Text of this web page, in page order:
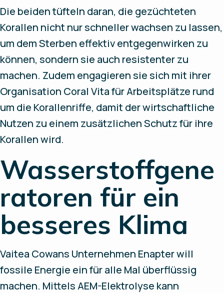
Die beiden tüfteln daran, die gezüchteten
Korallen nicht nur schneller wachsen zu lassen,
um dem Sterben effektiv entgegenwirken zu
können, sondern sie auch resistenter zu
machen. Zudem engagieren sie sich mit ihrer
Organisation Coral Vita für Arbeitsplätze rund
um die Korallenriffe, damit der wirtschaftliche
Nutzen zu einem zusätzlichen Schutz für ihre
Korallen wird.
Wasserstoffgene
ratoren für ein
besseres Klima
Vaitea Cowans Unternehmen Enapter will
fossile Energie ein für alle Mal überflüssig
machen. Mittels AEM-Elektrolyse kann